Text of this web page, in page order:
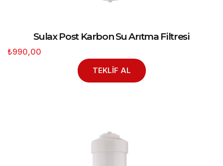
Sulax Post Karbon Su Arıtma Filtresi
₺990,00
TEKLİF AL